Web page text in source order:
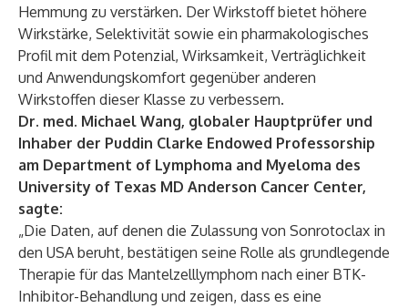
Hemmung zu verstärken. Der Wirkstoff bietet höhere
Wirkstärke, Selektivität sowie ein pharmakologisches
Profil mit dem Potenzial, Wirksamkeit, Verträglichkeit
und Anwendungskomfort gegenüber anderen
Wirkstoffen dieser Klasse zu verbessern.
Dr. med. Michael Wang, globaler Hauptprüfer und
Inhaber der Puddin Clarke Endowed Professorship
am Department of Lymphoma and Myeloma des
University of Texas MD Anderson Cancer Center,
sagte:
„Die Daten, auf denen die Zulassung von Sonrotoclax in
den USA beruht, bestätigen seine Rolle als grundlegende
Therapie für das Mantelzelllymphom nach einer BTK-
Inhibitor-Behandlung und zeigen, dass es eine